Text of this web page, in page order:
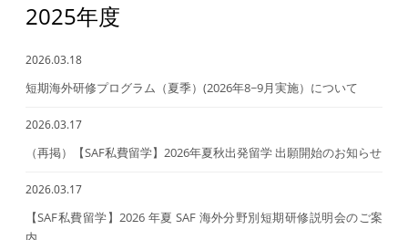
2025年度
2026.03.18
短期海外研修プログラム（夏季）(2026年8~9月実施）について
2026.03.17
（再掲）【SAF私費留学】2026年夏秋出発留学 出願開始のお知らせ
2026.03.17
【SAF私費留学】2026 年夏 SAF 海外分野別短期研修説明会のご案